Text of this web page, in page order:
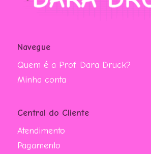
Navegue
Quem é a Prof. Dara Druck?
Minha conta
Central do Cliente
Atendimento
Pagamento